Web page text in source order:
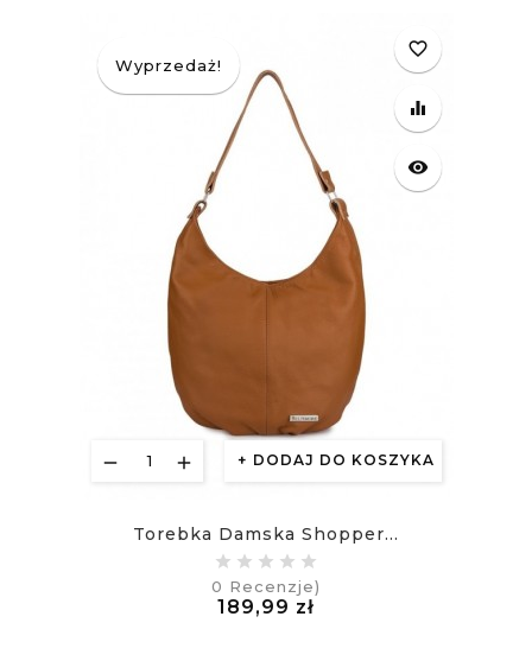
Wyprzedaż!
DODAJ DO KOSZYKA
favorite_border
equalizer
visibility
Torebka Damska Shopper...
0 Recenzje)
189,99 zł